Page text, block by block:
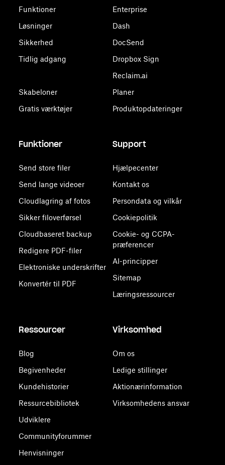
Funktioner
Løsninger
Sikkerhed
Tidlig adgang
Skabeloner
Gratis værktøjer
Enterprise
Dash
DocSend
Dropbox Sign
Reclaim.ai
Planer
Produktopdateringer
Funktioner
Send store filer
Send lange videoer
Cloudlagring af fotos
Sikker filoverførsel
Cloudbaseret backup
Redigere PDF-filer
Elektroniske underskrifter
Konvertér til PDF
Support
Hjælpecenter
Kontakt os
Persondata og vilkår
Cookiepolitik
Cookie- og CCPA-
præferencer
AI-principper
Sitemap
Læringsressourcer
Ressourcer
Blog
Begivenheder
Kundehistorier
Ressurcebibliotek
Udviklere
Communityforummer
Henvisninger
Virksomhed
Om os
Ledige stillinger
Aktionærinformation
Virksomhedens ansvar